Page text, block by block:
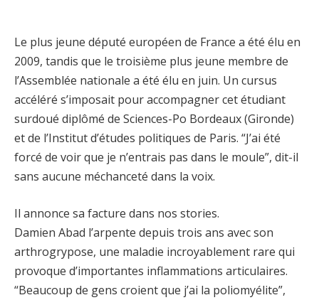
Le plus jeune député européen de France a été élu en
2009, tandis que le troisième plus jeune membre de
l’Assemblée nationale a été élu en juin. Un cursus
accéléré s’imposait pour accompagner cet étudiant
surdoué diplômé de Sciences-Po Bordeaux (Gironde)
et de l’Institut d’études politiques de Paris. “J’ai été
forcé de voir que je n’entrais pas dans le moule”, dit-il
sans aucune méchanceté dans la voix.
Il annonce sa facture dans nos stories.
Damien Abad l’arpente depuis trois ans avec son
arthrogrypose, une maladie incroyablement rare qui
provoque d’importantes inflammations articulaires.
“Beaucoup de gens croient que j’ai la poliomyélite”,